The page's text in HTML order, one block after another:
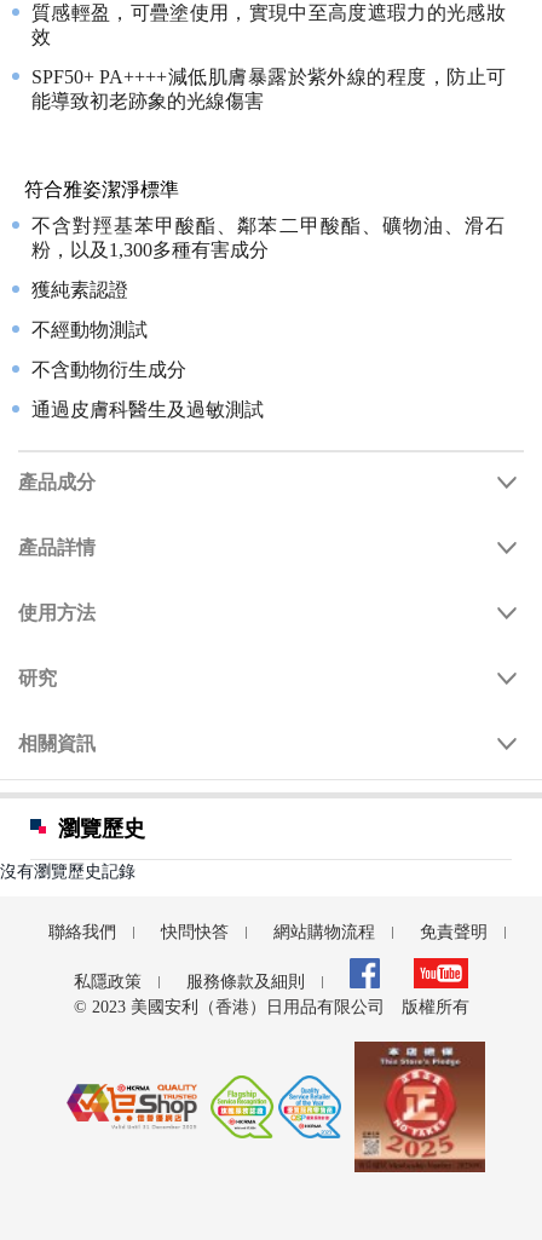
質感輕盈，可疊塗使用，實現中至高度遮瑕力的光感妝
效
SPF50+ PA++++減低肌膚暴露於紫外線的程度，防止可
能導致初老跡象的光線傷害
符合雅姿潔淨標準
不含對羥基苯甲酸酯、鄰苯二甲酸酯、礦物油、滑石
粉，以及1,300多種有害成分
獲純素認證
不經動物測試
不含動物衍生成分
通過皮膚科醫生及過敏測試
產品成分
產品詳情
使用方法
研究
相關資訊
瀏覽歷史
沒有瀏覽歷史記錄
聯絡我們 快問快答 網站購物流程 免責聲明
私隱政策
服務條款及細則
© 2023 美國安利（香港）日用品有限公司 版權所有